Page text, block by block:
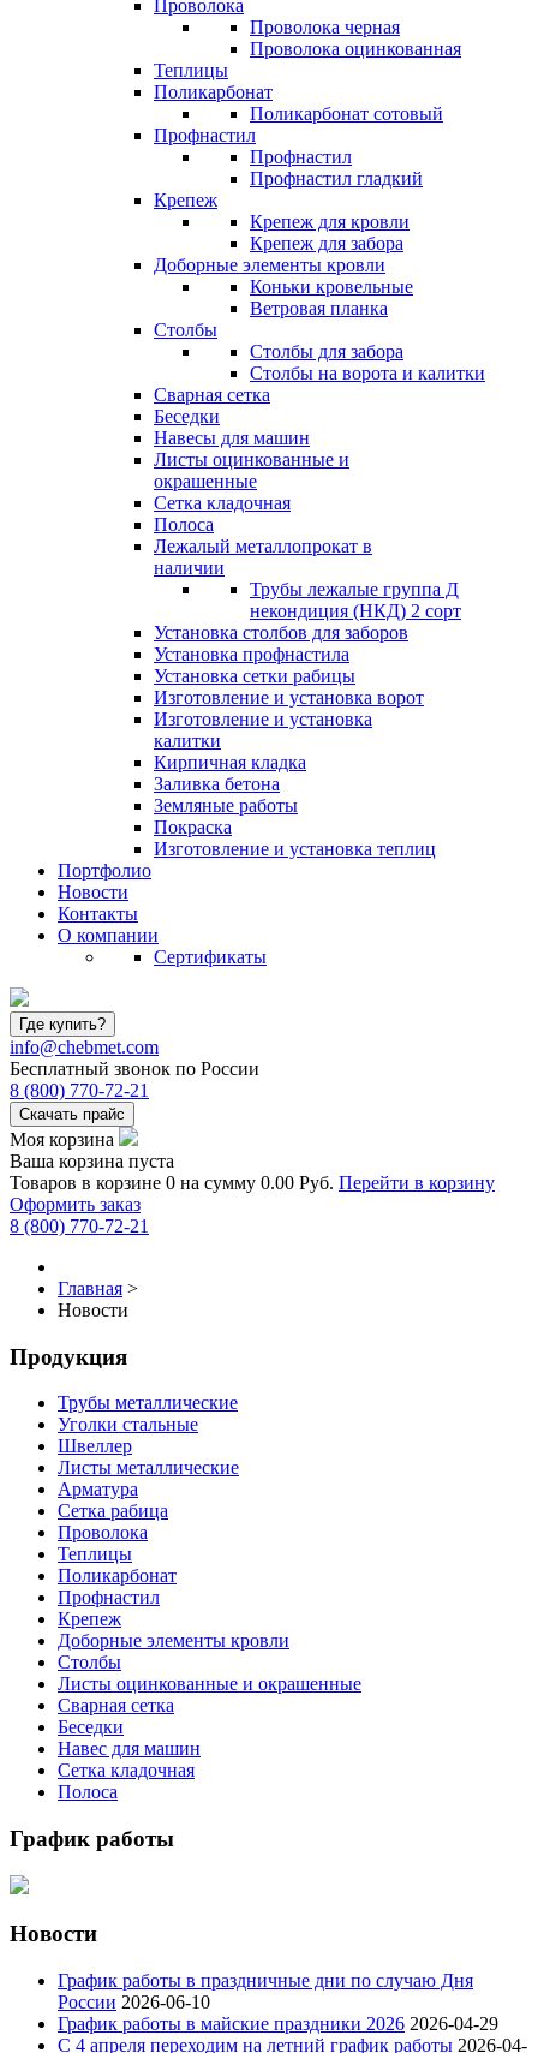
Проволока
Проволока черная
Проволока оцинкованная
Теплицы
Поликарбонат
Поликарбонат сотовый
Профнастил
Профнастил
Профнастил гладкий
Крепеж
Крепеж для кровли
Крепеж для забора
Доборные элементы кровли
Коньки кровельные
Ветровая планка
Столбы
Столбы для забора
Столбы на ворота и калитки
Сварная сетка
Беседки
Навесы для машин
Листы оцинкованные и
окрашенные
Сетка кладочная
Полоса
Лежалый металлопрокат в
наличии
Трубы лежалые группа Д
некондиция (НКД) 2 сорт
Установка столбов для заборов
Установка профнастила
Установка сетки рабицы
Изготовление и установка ворот
Изготовление и установка
калитки
Кирпичная кладка
Заливка бетона
Земляные работы
Покраска
Изготовление и установка теплиц
Портфолио
Новости
Контакты
О компании
Сертификаты
Где купить?
info@chebmet.com
Бесплатный звонок по России
8 (800) 770-72-21
Скачать прайс
Моя корзина
Ваша корзина пуста
Товаров в корзине 0 на сумму 0.00 Руб. Перейти в корзину
Оформить заказ
8 (800) 770-72-21
Главная >
Новости
Продукция
Трубы металлические
Уголки стальные
Швеллер
Листы металлические
Арматура
Сетка рабица
Проволока
Теплицы
Поликарбонат
Профнастил
Крепеж
Доборные элементы кровли
Столбы
Листы оцинкованные и окрашенные
Сварная сетка
Беседки
Навес для машин
Сетка кладочная
Полоса
График работы
Новости
График работы в праздничные дни по случаю Дня
России 2026-06-10
График работы в майские праздники 2026 2026-04-29
С 4 апреля переходим на летний график работы 2026-04-